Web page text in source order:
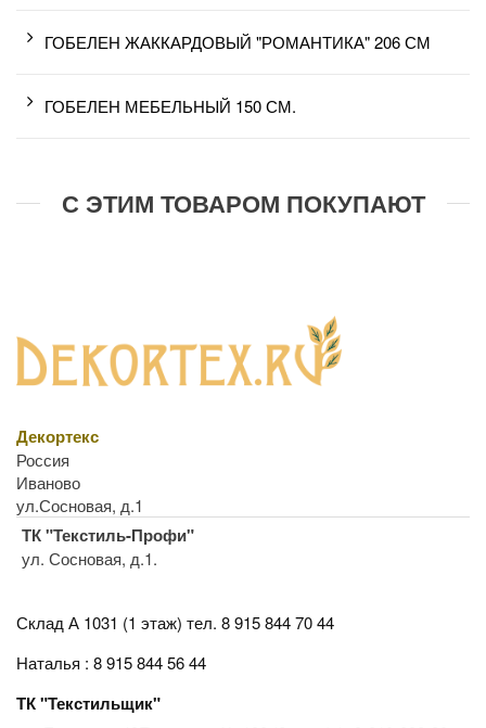
ГОБЕЛЕН ЖАККАРДОВЫЙ "РОМАНТИКА" 206 СМ
ГОБЕЛЕН МЕБЕЛЬНЫЙ 150 СМ.
С ЭТИМ ТОВАРОМ ПОКУПАЮТ
Декортекс
Россия
Иваново
ул.Сосновая, д.1
ТК "Текстиль-Профи"
ул. Сосновая, д.1.
Склад А 1031 (1 этаж) тел. 8 915 844 70 44
Наталья : 8 915 844 56 44
ТК "Текстильщик"